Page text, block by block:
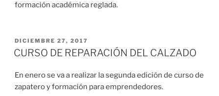
formación académica reglada.
DICIEMBRE 27, 2017
CURSO DE REPARACIÓN DEL CALZADO
En enero se va a realizar la segunda edición de curso de
zapatero y formación para emprendedores.